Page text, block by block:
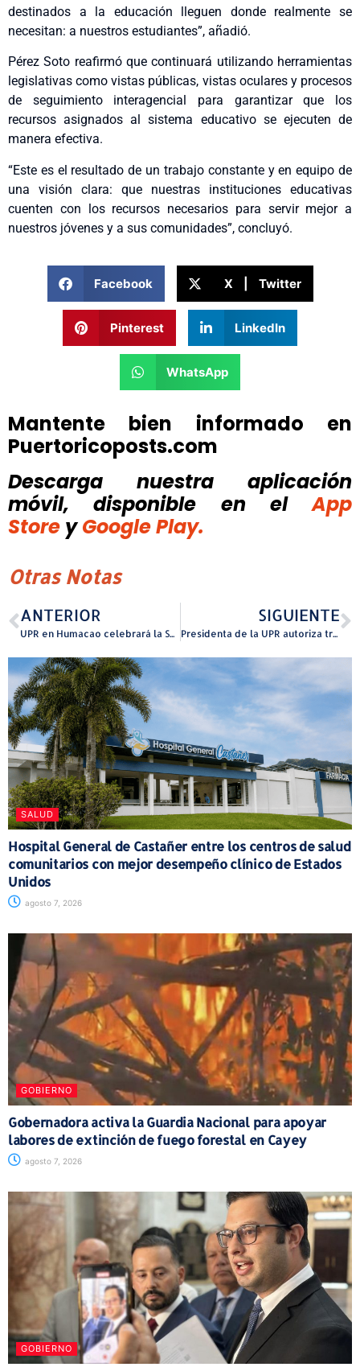
destinados a la educación lleguen donde realmente se
necesitan: a nuestros estudiantes”, añadió.
Pérez Soto reafirmó que continuará utilizando herramientas
legislativas como vistas públicas, vistas oculares y procesos
de seguimiento interagencial para garantizar que los
recursos asignados al sistema educativo se ejecuten de
manera efectiva.
“Este es el resultado de un trabajo constante y en equipo de
una visión clara: que nuestras instituciones educativas
cuenten con los recursos necesarios para servir mejor a
nuestros jóvenes y a sus comunidades”, concluyó.
Facebook X | Twitter
Pinterest LinkedIn
WhatsApp
Mantente bien informado en
Puertoricoposts.com
Descarga nuestra aplicación
móvil, disponible
en el
App
Store y Google Play.
Otras Notas
ANTERIOR
UPR en Humacao celebrará la Semana de las Matemáticas con foro sobre inteligencia artificial, seminario especializado y la segunda edición de la Corrida por el Pi
SIGUIENTE
Presidenta de la UPR autoriza transferencia de $896,000 para atender necesidades críticas en infraestructura en Río Piedras
SALUD
Hospital General de Castañer entre los centros de salud
comunitarios con mejor desempeño clínico de Estados
Unidos
agosto 7, 2026
GOBIERNO
Gobernadora activa la Guardia Nacional para apoyar
labores de extinción de fuego forestal en Cayey
agosto 7, 2026
GOBIERNO